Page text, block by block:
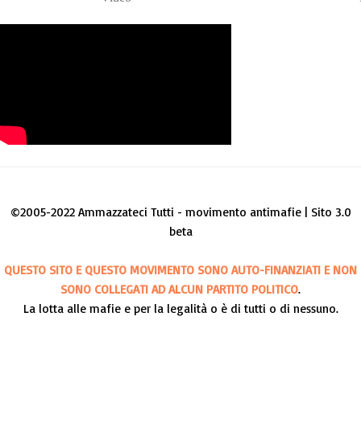
©2005-2022 Ammazzateci Tutti - movimento antimafie | Sito 3.0
beta
QUESTO SITO E QUESTO MOVIMENTO SONO AUTO-FINANZIATI E NON
SONO COLLEGATI AD ALCUN PARTITO POLITICO.
La lotta alle mafie e per la legalità o è di tutti o di nessuno.